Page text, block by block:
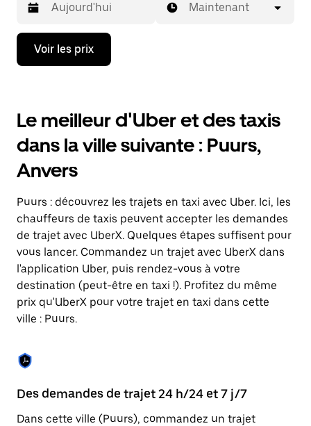
Appuyez
la
bas
pour
ouvrir
le
calendrier
et
une
date.
Appuyez
sur
la
touche
Échap
pour
fermer
le
Maintenant
Voir les prix
Le meilleur d'Uber et des taxis
dans la ville suivante : Puurs,
Anvers
Puurs : découvrez les trajets en taxi avec Uber. Ici, les
chauffeurs de taxis peuvent accepter les demandes
de trajet avec UberX. Quelques étapes suffisent pour
vous lancer. Commandez un trajet avec UberX dans
l'application Uber, puis rendez-vous à votre
destination (peut-être en taxi !). Profitez du même
prix qu'UberX pour votre trajet en taxi dans cette
ville : Puurs.
Des demandes de trajet 24 h/24 et 7 j/7
Dans cette ville (Puurs), commandez un trajet